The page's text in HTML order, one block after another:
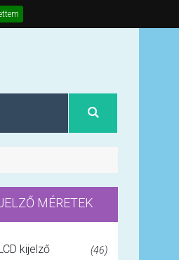
MÉRETEK
kijelző (46)